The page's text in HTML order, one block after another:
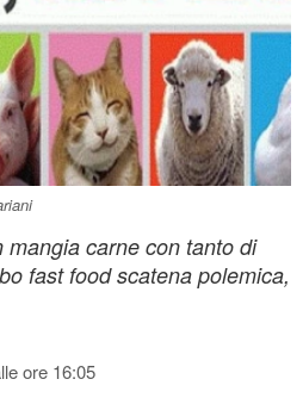
carne con tanto di
fast food scatena polemica,
ore 16:05